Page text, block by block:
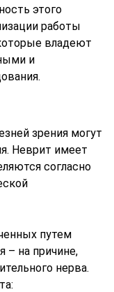
этого
работы
владеют
и
зрения могут
Неврит имеет
согласно
путем
– на причине,
нерва.